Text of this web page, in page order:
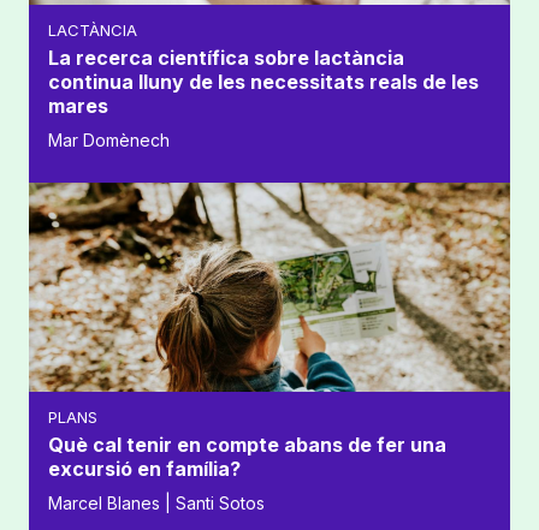
LACTÀNCIA
La recerca científica sobre lactància
continua lluny de les necessitats reals de les
mares
Mar Domènech
PLANS
Què cal tenir en compte abans de fer una
excursió en família?
Marcel Blanes | Santi Sotos